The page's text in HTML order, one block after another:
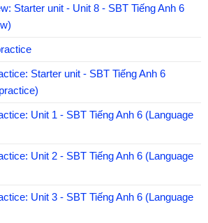
Starter unit - Unit 8 - SBT Tiếng Anh 6
Starter unit - SBT Tiếng Anh 6
Unit 1 - SBT Tiếng Anh 6 (Language
Unit 2 - SBT Tiếng Anh 6 (Language
Unit 3 - SBT Tiếng Anh 6 (Language